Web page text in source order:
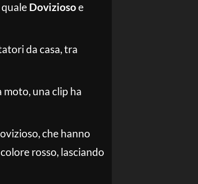
Doviziosoe
da casa, tra
una clip ha
che hanno
rosso, lasciando